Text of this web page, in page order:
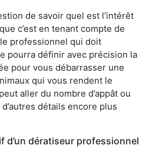
de savoir quel est l’intérêt
c’est en tenant compte de
professionnel qui doit
pourra définir avec précision la
pour vous débarrasser une
qui vous rendent le
aller du nombre d’appât ou
détails encore plus
d’un dératiseur professionnel